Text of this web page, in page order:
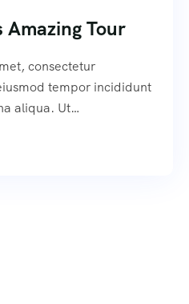
Tour
consectetur
tempor incididunt
aliqua. Ut…